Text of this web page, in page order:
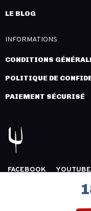
LE BLOG
INFORMATIONS
CONDITIONS
POLITIQUE DE
PAIEMENT SÉCURISÉ
FACEBOOK YOUTUBE
COPYRIGHT 2026 ©
- CRÉATION :